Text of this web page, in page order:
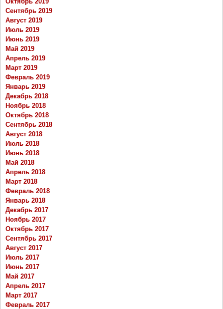
Сентябрь 2019
Август 2019
Июль 2019
Июнь 2019
Май 2019
Апрель 2019
Март 2019
Февраль 2019
Январь 2019
Декабрь 2018
Ноябрь 2018
Октябрь 2018
Сентябрь 2018
Август 2018
Июль 2018
Июнь 2018
Май 2018
Апрель 2018
Март 2018
Февраль 2018
Январь 2018
Декабрь 2017
Ноябрь 2017
Октябрь 2017
Сентябрь 2017
Август 2017
Июль 2017
Июнь 2017
Май 2017
Апрель 2017
Март 2017
Февраль 2017